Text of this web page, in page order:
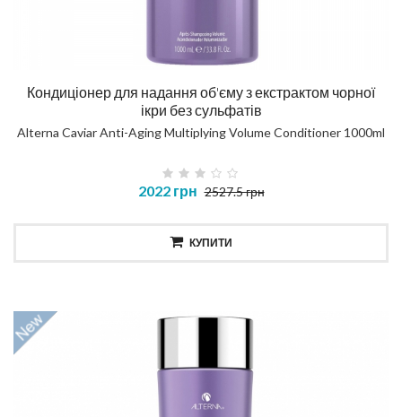
Кондиціонер для надання об'єму з екстрактом чорної
ікри без сульфатів
Alterna Caviar Anti-Aging Multiplying Volume Conditioner 1000ml
2022 грн 2527.5 грн
КУПИТИ